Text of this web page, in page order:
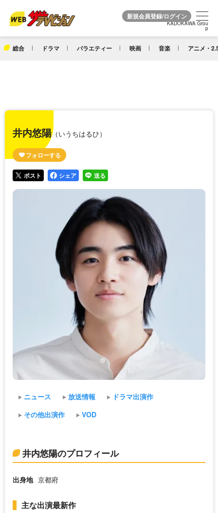
KADOKAWA Grou
p
総合 ドラマ バラエティー 映画 音楽 アニメ・
KADOKAWA Grou
p
井内悠陽（いうちはるひ）
ポスト シェア 送る
ニュース 放送情報
ドラマ出演作
その他出演作
VOD
井内悠陽のプロフィール
出身地 京都府
主な出演最新作